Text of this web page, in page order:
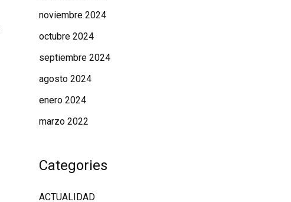
noviembre 2024
octubre 2024
septiembre 2024
agosto 2024
enero 2024
marzo 2022
Categories
ACTUALIDAD